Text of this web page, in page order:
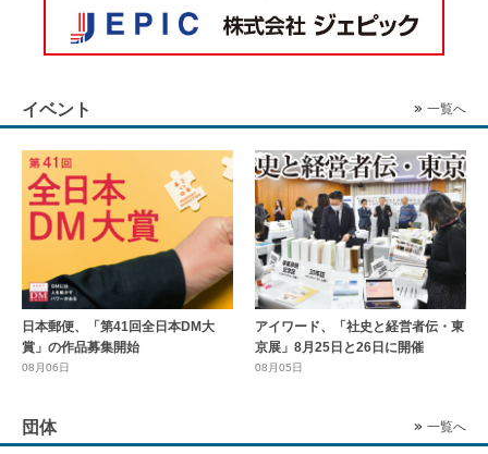
イベント 一覧へ
日本郵便、「第41回全日本DM大
賞」の作品募集開始
08月06日
アイワード、「社史と経営者伝・東
京展」8月25日と26日に開催
08月05日
団体 一覧へ